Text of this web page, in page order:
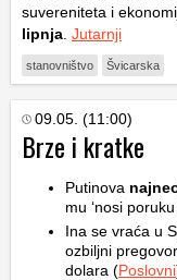
suvereniteta i
lipnja Jutarnji
stanovništvo Švicarska
09.05. (11:00)
Brze i kratke
Putinova
mu ‘nosi
Ina se vraća u
ozbiljni
dolara (Poslovni